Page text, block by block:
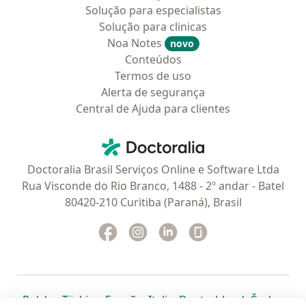
Solução para especialistas
Solução para clinicas
Noa Notes
novo
Conteúdos
Termos de uso
Alerta de segurança
Central de Ajuda para clientes
Doctoralia - Homepage
Doctoralia Brasil Serviços Online e Software Ltda
Rua Visconde do Rio Branco, 1488 - 2º andar - Batel
80420-210 Curitiba (Paraná), Brasil
Facebook
abre num novo separador
Instagram
abre num novo separador
Linkedin
abre num novo
Polska abre num novo separador
Türkiye abre num novo separador
España abre num novo separador
Italia abre num novo
Deutschlandabre num
Česko